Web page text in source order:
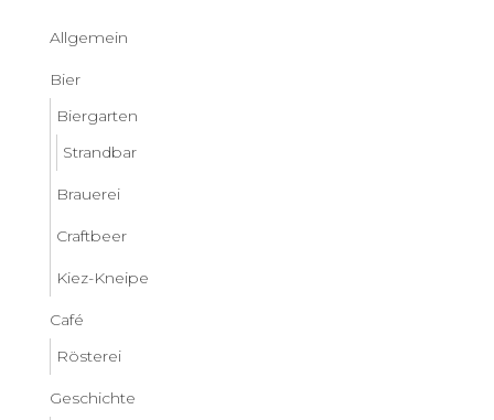
Allgemein
Bier
Biergarten
Strandbar
Brauerei
Craftbeer
Kiez-Kneipe
Café
Rösterei
Geschichte